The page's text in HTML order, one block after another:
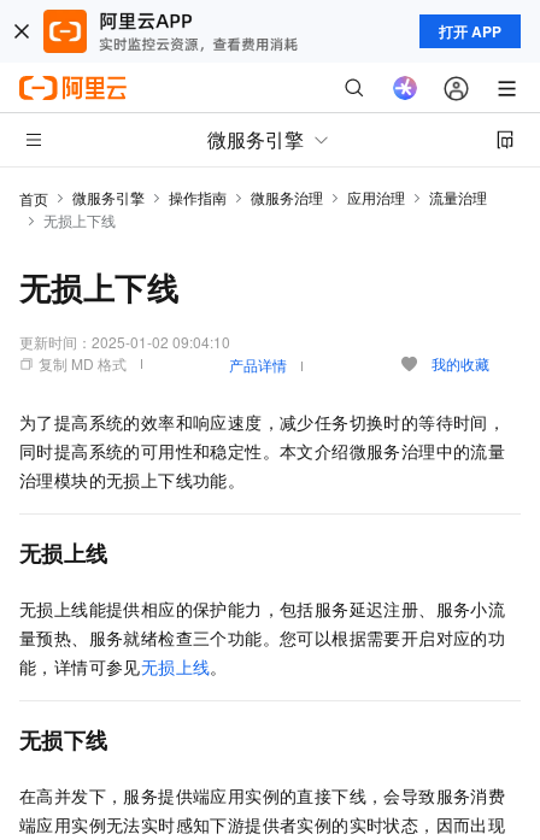
打开 APP
微服务引擎
首页 微服务引擎 操作指南 微服务治理 应用治理
流量治理
无损上下线
无损上下线
更新时间： 2025-01-02 09:04:10
复制 MD 格式
产品详情 我的收藏
为了提高系统的效率和响应速度，减少任务切换时的等待时间，
同时提高系统的可用性和稳定性。本文介绍微服务治理中的流量
治理模块的无损上下线功能。
无损上线
无损上线能提供相应的保护能力，包括服务延迟注册、服务小流
量预热、服务就绪检查三个功能。您可以根据需要开启对应的功
能，详情可参见无损上线。
无损下线
在高并发下，服务提供端应用实例的直接下线，会导致服务消费
端应用实例无法实时感知下游提供者实例的实时状态，因而出现